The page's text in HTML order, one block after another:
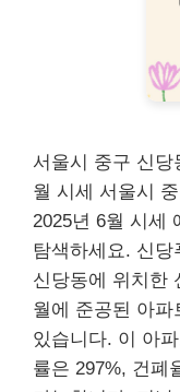
서울시 중구 신당
월 시세 서울시
2025년 6월 시세
탐색하세요. 신
신당동에 위치한
월에 준공된 아파
있습니다. 이 아
률은 297%, 건폐